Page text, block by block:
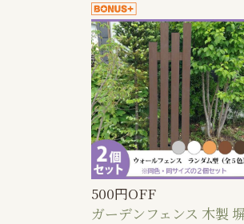
500円OFF
ガーデンフェンス 木製